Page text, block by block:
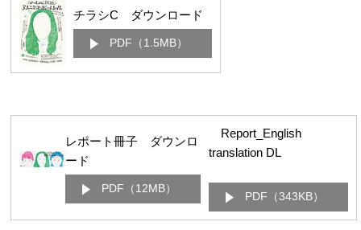
チラシC ダウンロード
PDF（1.5MB）
レポート冊子 ダウンロ
ード
PDF（12MB）
Report_English
translation DL
PDF（343KB）